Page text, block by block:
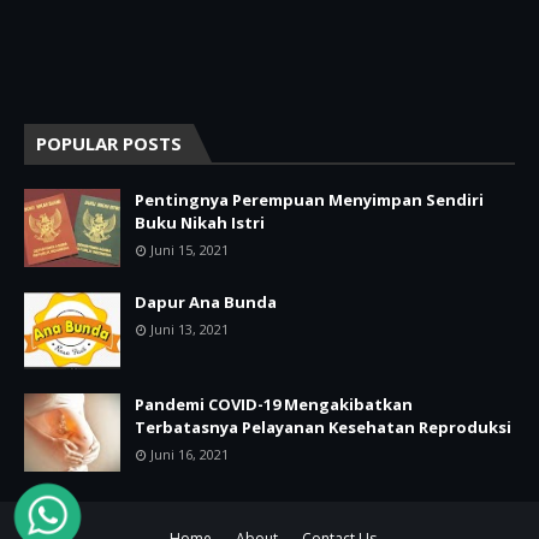
POPULAR POSTS
Pentingnya Perempuan Menyimpan Sendiri
Buku Nikah Istri
Juni 15, 2021
Dapur Ana Bunda
Juni 13, 2021
Pandemi COVID-19 Mengakibatkan
Terbatasnya Pelayanan Kesehatan Reproduksi
Juni 16, 2021